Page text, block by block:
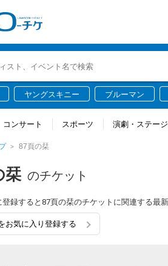
ヤングスキニー ブルーマン
コンサート スポーツ 演劇・ステージ
87頁の栞
栞 のチケット
録すると87頁の栞のチケットに関連する最
お気に入り登録する